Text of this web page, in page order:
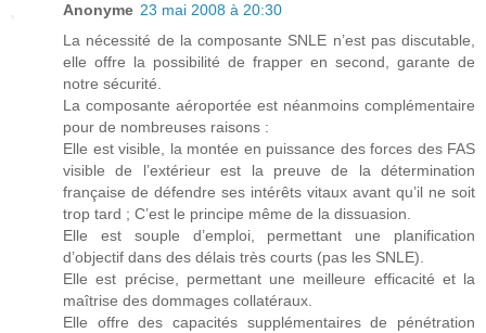
Anonyme 23 mai 2008 à 20:30
La nécessité de la composante SNLE n’est pas discutable,
elle offre la possibilité de frapper en second, garante de
notre sécurité.
La composante aéroportée est néanmoins complémentaire
pour de nombreuses raisons :
Elle est visible, la montée en puissance des forces des FAS
visible de l’extérieur est la preuve de la détermination
française de défendre ses intérêts vitaux avant qu’il ne soit
trop tard ; C’est le principe même de la dissuasion.
Elle est souple d’emploi, permettant une planification
d’objectif dans des délais très courts (pas les SNLE).
Elle est précise, permettant une meilleure efficacité et la
maîtrise des dommages collatéraux.
Elle offre des capacités supplémentaires de pénétration